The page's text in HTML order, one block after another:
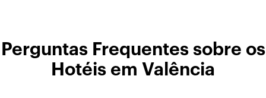
Perguntas Frequentes sobre os
Hotéis em Valência